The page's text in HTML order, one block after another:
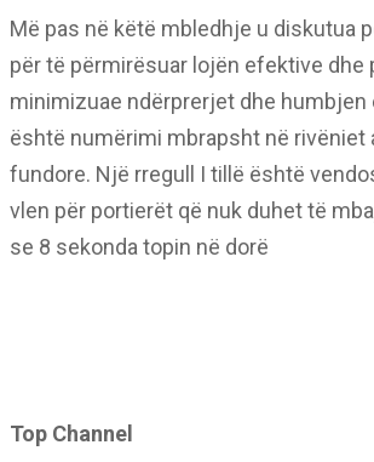
Më pas në këtë mbledhje u diskutua
për të përmirësuar lojën efektive dhe
minimizuae ndërprerjet dhe humbjen
është numërimi mbrapsht në rivëniet
fundore. Një rregull I tillë është
vlen për portierët që nuk duhet të
se 8 sekonda topin në dorë
Top Channel